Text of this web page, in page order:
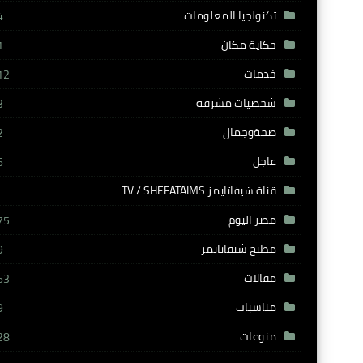
تكنولجيا المعلومات
حكاية مكان
خدمات
شخصيات مشرفة
صحةوجمال
عاجل
قناة شيفاتايمز TV / SHEFATAIMS
مصر اليوم
مطبخ شيفاتايمز
مقالات
مناسبات
منوعات